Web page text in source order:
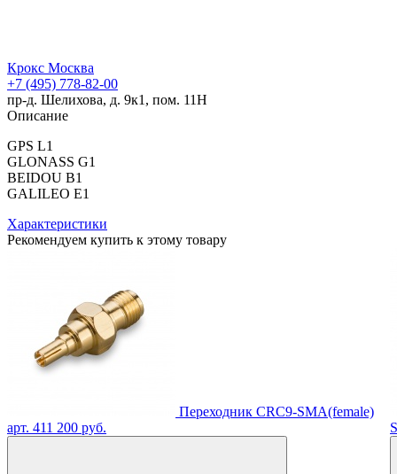
Крокс Москва
+7 (495) 778-82-00
пр-д. Шелихова, д. 9к1, пом. 11Н
Описание
GPS L1
GLONASS G1
BEIDOU B1
GALILEO E1
Характеристики
Рекомендуем купить к этому товару
Переходник CRC9-SMA(female)
арт. 411 200 руб.